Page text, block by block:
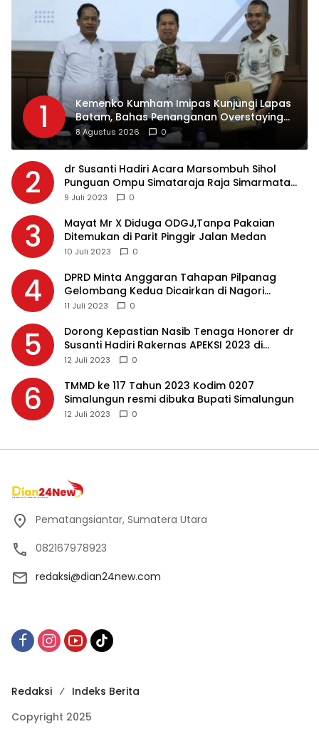
1
Kemenko Kumham Imipas Kunjungi Lapas
Batam, Bahas Penanganan Overstaying
dan Implementasi KUHP Baru
8 Agustus 2026 0
2
dr Susanti Hadiri Acara Marsombuh Sihol
Punguan Ompu Simataraja Raja Simarmata
Dohot Boruna Kota Siantar
9 Juli 2023 0
3
Mayat Mr X Diduga ODGJ,Tanpa Pakaian
Ditemukan di Parit Pinggir Jalan Medan
10 Juli 2023 0
4
DPRD Minta Anggaran Tahapan Pilpanag
Gelombang Kedua Dicairkan di Nagori
Masing-masing, Ini Alasannya…
11 Juli 2023 0
5
Dorong Kepastian Nasib Tenaga Honorer dr
Susanti Hadiri Rakernas APEKSI 2023 di
Makassar
12 Juli 2023 0
6
TMMD ke 117 Tahun 2023 Kodim 0207
Simalungun resmi dibuka Bupati Simalungun
12 Juli 2023 0
Pematangsiantar, Sumatera Utara
082167978923
redaksi@dian24new.com
Redaksi
Indeks Berita
Copyright 2025